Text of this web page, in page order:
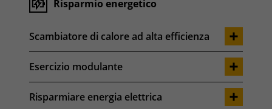
Risparmio energetico
Scambiatore di calore ad alta efficienza
Esercizio modulante
Risparmiare energia elettrica